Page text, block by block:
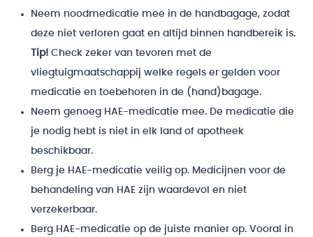
Neem noodmedicatie mee in de handbagage, zodat
deze niet verloren gaat en altijd binnen handbereik is.
Tip! Check zeker van tevoren met de
vliegtuigmaatschappij welke regels er gelden voor
medicatie en toebehoren in de (hand)bagage.
Neem genoeg HAE-medicatie mee. De medicatie die
je nodig hebt is niet in elk land of apotheek
beschikbaar.
Berg je HAE-medicatie veilig op. Medicijnen voor de
behandeling van HAE zijn waardevol en niet
verzekerbaar.
Berg HAE-medicatie op de juiste manier op. Vooral in